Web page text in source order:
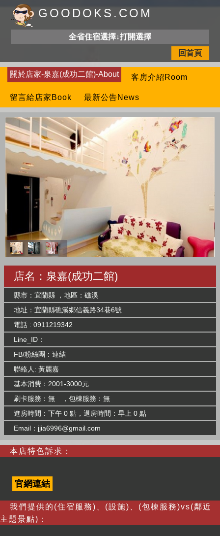
GOODOKS.COM
全省住宿選擇↓打開選擇
回首頁
關於店家-泉嘉(成功二館)-About 客房介紹Room
留言給店家Book 最新公告News
店名：泉嘉(成功二館)
縣市：宜蘭縣 ，地區：礁溪
地址：宜蘭縣礁溪鄉信義路34巷6號
電話 : 0911219342
Line_ID：
FB/粉絲團： 連結
聯絡人: 黃麗嘉
基本消費：2001-3000元
刷卡服務：無 ，包棟服務：無
進房時間：下午 0 點，退房時間：早上 0 點
Email： jjia6996@gmail.com
本店特色訴求：
官網連結
我們提供的(住宿服務)、(設施)、(包棟服務)vs(鄰近
主題景點)：